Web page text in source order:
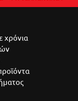
χρόνια